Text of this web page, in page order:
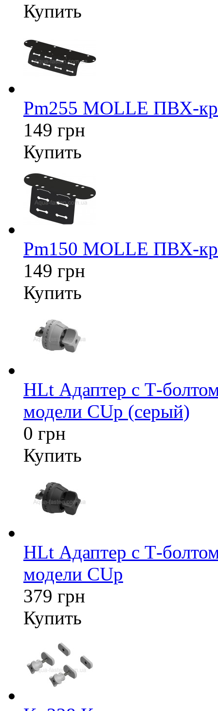
Купить
Pm255 MOLLE ПВХ-
149 грн
Купить
Pm150 MOLLE ПВХ-
149 грн
Купить
HLt Адаптер c Т-
модели CUp (серый)
0 грн
Купить
HLt Адаптер c Т-
модели CUp
379 грн
Купить